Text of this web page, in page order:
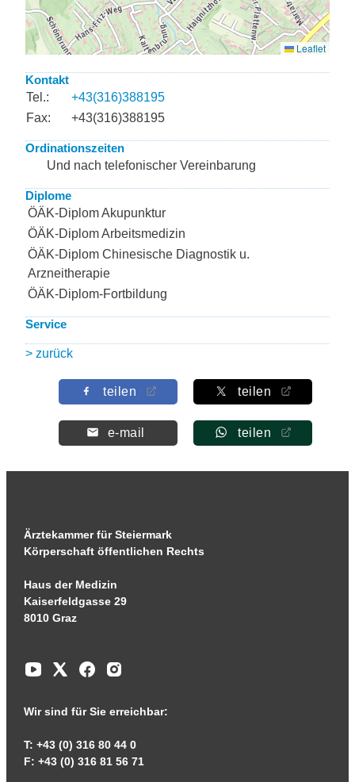
Kontakt
Tel.:
+43(316)388195
Fax:
+43(316)388195
Ordinationszeiten
Und nach telefonischer Vereinbarung
Diplome
ÖÄK-Diplom Akupunktur
ÖÄK-Diplom Arbeitsmedizin
ÖÄK-Diplom Chinesische Diagnostik u.
Arzneitherapie
ÖÄK-Diplom-Fortbildung
Service
> zurück
teilen teilen
e-mail teilen
Ärztekammer für Steiermark
Körperschaft öffentlichen Rechts
Haus der Medizin
Kaiserfeldgasse 29
8010 Graz
Wir sind für Sie erreichbar:
T: +43 (0) 316 80 44 0
F: +43 (0) 316 81 56 71